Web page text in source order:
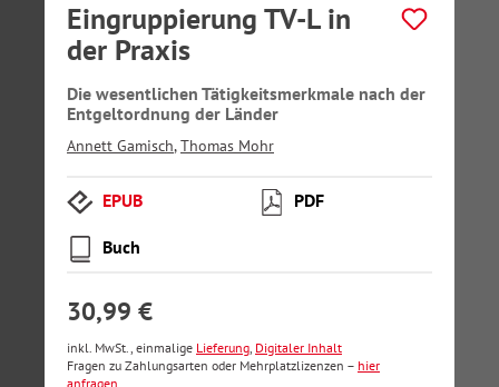
Eingruppierung TV-L in
der Praxis
Die wesentlichen Tätigkeitsmerkmale nach der
Entgeltordnung der Länder
Annett Gamisch,Thomas Mohr
EPUB PDF
Buch
30,99 €
inkl. MwSt., einmalige Lieferung, Digitaler Inhalt
Fragen zu Zahlungsarten oder Mehrplatzlizenzen – hier
anfragen